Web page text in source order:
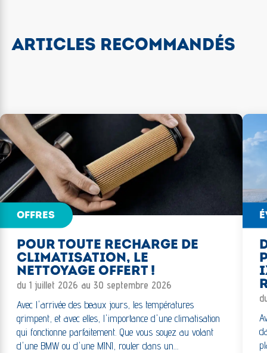
ARTICLES RECOMMANDÉS
OFFRES
POUR TOUTE RECHARGE DE
CLIMATISATION, LE
NETTOYAGE OFFERT !
du 1 juillet 2026 au 30 septembre 2026
Avec l'arrivée des beaux jours, les températures
grimpent, et avec elles, l'importance d'une climatisation
qui fonctionne parfaitement. Que vous soyez au volant
d'une BMW ou d'une MINI, rouler dans un…